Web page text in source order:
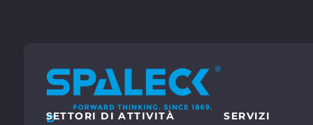
D
SETTORI DI ATTIVITÀ SERVIZI